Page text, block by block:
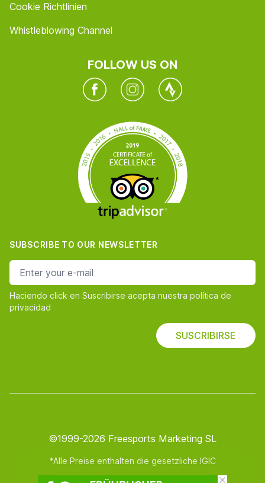
Cookie Richtlinien
Whistleblowing Channel
FOLLOW US ON
FacebookInstagramTwitter
SUBSCRIBE TO OUR NEWSLETTER
e-mail address
Haciendo click en Suscribirse acepta nuestra política de
privacidad
SUSCRIBIRSE
©1999-2026 Freesports Marketing SL
*Alle Preise enthalten die gesetzliche IGIC